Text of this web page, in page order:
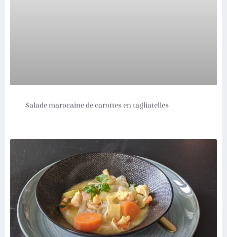
Salade marocaine de carottes en tagliatelles